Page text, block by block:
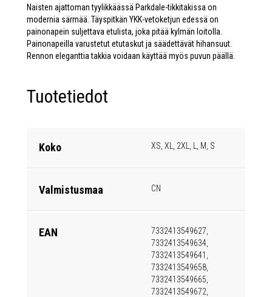
Naisten ajattoman tyylikkäässä Parkdale-tikkitakissa on
modernia särmää. Täyspitkän YKK-vetoketjun edessä on
painonapein suljettava etulista, joka pitää kylmän loitolla.
Painonapeilla varustetut etutaskut ja säädettävät hihansuut.
Rennon eleganttia takkia voidaan käyttää myös puvun päällä.
Tuotetiedot
Koko XS, XL, 2XL, L, M, S
Valmistusmaa CN
EAN
7332413549627,
7332413549634,
7332413549641,
7332413549658,
7332413549665,
7332413549672,